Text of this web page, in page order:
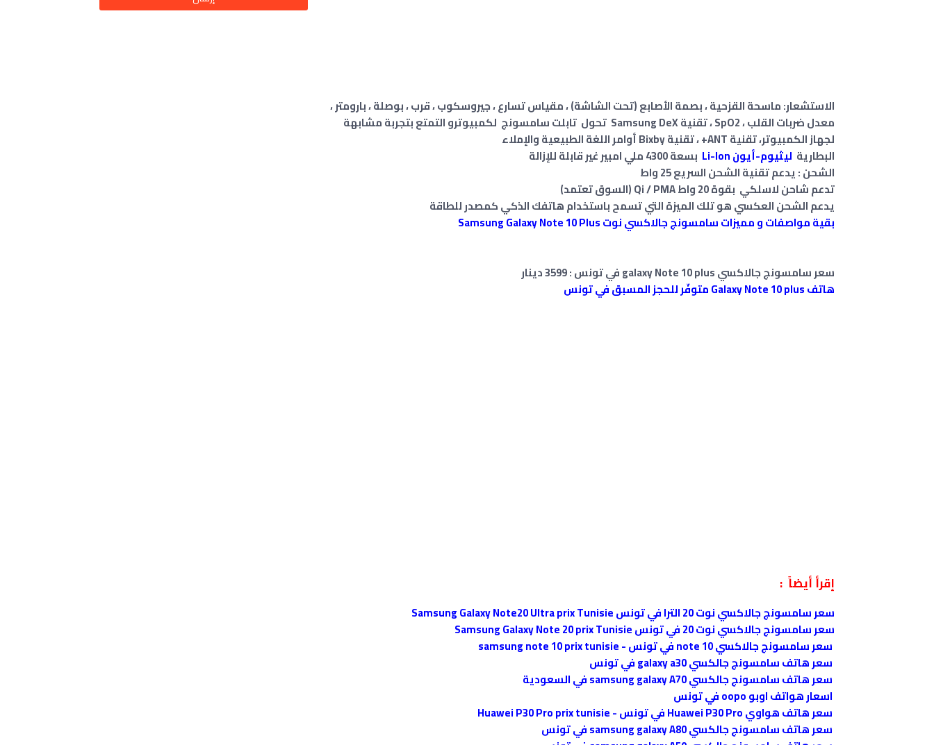
الاستشعار: ماسحة القزحية ، بصمة الأصابع (تحت الشاشة) ، مقياس تسارع ، جيروسكوب ، قرب ، بوصلة ، بارومتر ،
معدل ضربات القلب ، SpO2 ، تقنية Samsung DeX تحول تابلت سامسونج لكمبيوترو التمتع بتجربة مشابهة
لجهاز الكمبيوتر، تقنية ANT+ ، تقنية Bixby أوامر اللغة الطبيعية والإملاء
البطارية ليثيوم-أيون Li-Ion
بسعة 4300 ملي امبير غير قابلة للإزالة
الشحن : يدعم تقنية الشحن السريع 25 واط
تدعم شاحن لاسلكي بقوة 20 واط Qi / PMA (السوق تعتمد)
يدعم الشحن العكسي هو تلك الميزة التي تسمح باستخدام هاتفك الذكي كمصدر للطاقة
بقية مواصفات و مميزات سامسونج جالاكسي نوت Samsung Galaxy Note 10 Plus
سعر سامسونج جالاكسي galaxy Note 10 plus في تونس : 3599 دينار
هاتف Galaxy Note 10 plus متوفّر للحجز المسبق في تونس
إقرأ أيضاً :
سعر سامسونج جالاكسي نوت 20 الترا في تونس Samsung Galaxy Note20 Ultra prix Tunisie
سعر سامسونج جالاكسي نوت 20 في تونس Samsung Galaxy Note 20 prix Tunisie
سعر سامسونج جالاكسي note 10 في تونس - samsung note 10 prix tunisie
سعر هاتف سامسونج جالكسي galaxy a30 في تونس
سعر هاتف سامسونج جالكسي samsung galaxy A70 في السعودية
اسعار هواتف اوبو oopo في تونس
سعر هاتف هواوي Huawei P30 Pro في تونس - Huawei P30 Pro prix tunisie
سعر هاتف سامسونج جالكسي samsung galaxy A80 في تونس